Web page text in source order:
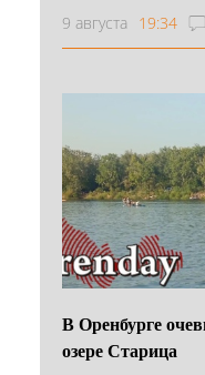
9 августа 19:34
В Оренбурге
озере Старица